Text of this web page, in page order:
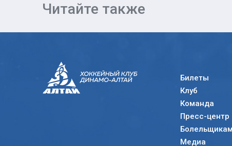
Читайте также
Билеты
Клуб
Команда
Пресс-центр
Болельщикам
Медиа